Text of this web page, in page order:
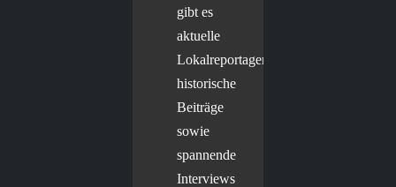
gibt es
aktuelle
Lokalreportagen,
historische
Beiträge
sowie
spannende
Interviews